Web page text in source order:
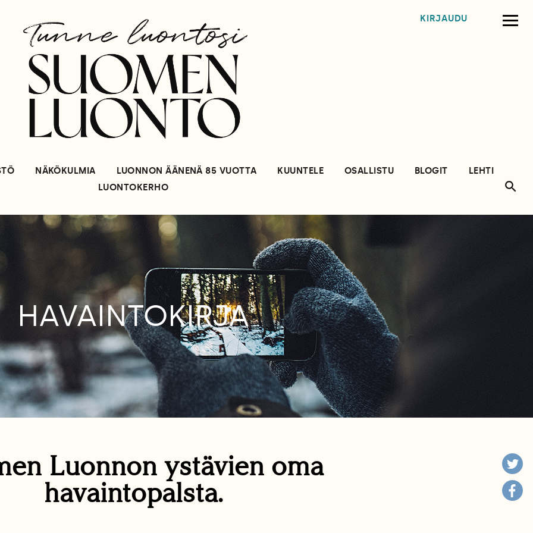
KIRJAUDU
NÄKÖKULMIA LUONNON ÄÄNENÄ 85 VUOTTA KUUNTELE OSALLISTU BLOGIT
LEHTI
LUONTOKERHO
HAVAINTOKIRJA
Luonnon ystävien oma
havaintopalsta.